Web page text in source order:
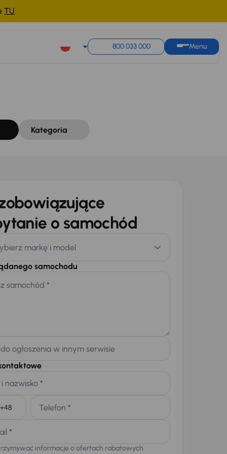
TU.
800 033 000 Menu
Kategoria
o samochód
markę i model
samochodu
samochód *
ogłoszenia w innym serwisie
nazwisko *
Telefon *
*
informacje o ofertach rabatowych